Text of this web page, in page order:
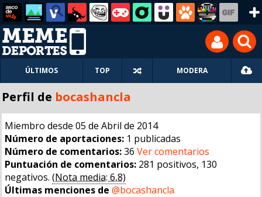
ÚLTIMOS TOP MODERA
Perfil de bocashancla
Miembro desde 05 de Abril de 2014
Número de aportaciones: 1 publicadas
Número de comentarios:36 Ver comentarios
Puntuación de comentarios: 281 positivos, 130
negativos. (Nota media: 6,8)
Últimas menciones de @bocashancla